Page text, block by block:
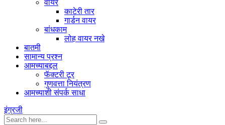
वायर
काटेरी तार
गार्डन वायर
बांधकाम
लोह वायर नखे
बातमी
सामान्य प्रश्न
आमच्याबद्दल
फॅक्टरी टूर
गुणवत्ता नियंत्रण
आमच्याशी संपर्क साधा
इंग्रजी